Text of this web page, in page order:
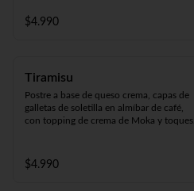
$4.990
Tiramisu
Postre a base de queso crema, capas de
galletas de soletilla en almíbar de café,
con topping de crema de Moka y toques
$4.990